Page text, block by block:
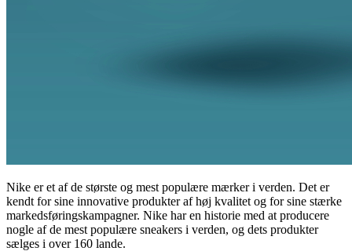
Nike er et af de største og mest populære mærker i verden. Det er
kendt for sine innovative produkter af høj kvalitet og for sine stærke
markedsføringskampagner. Nike har en historie med at producere
nogle af de mest populære sneakers i verden, og dets produkter
sælges i over 160 lande.